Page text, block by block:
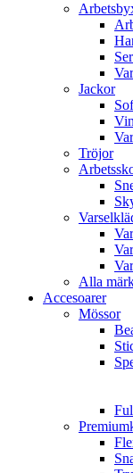
Jackor
Tröjor
Alla
Accesoarer
Mössor